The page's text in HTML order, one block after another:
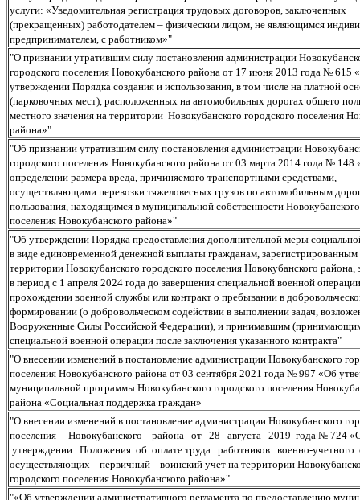
услуги: «Уведомительная регистрация трудовых договоров, заключенных
(прекращенных) работодателем – физическим лицом, не являющимся
предпринимателем, с работником»"
"О признании утратившим силу постановления администрации
городского поселения Новокубанского района от 17 июня 2013 года № 615
утверждении Порядка создания и использования, в том числе на платной
(парковочных мест), расположенных на автомобильных дорогах общего
местного значения на территории Новокубанского городского поселения
района»"
"Об признании утратившим силу постановления администрации
городского поселения Новокубанского района от 03 марта 2014 года № 148
определении размера вреда, причиняемого транспортными средствами,
осуществляющими перевозки тяжеловесных грузов по автомобильным
пользования, находящимся в муниципальной собственности
поселения Новокубанского района»"
"Об утверждении Порядка предоставления дополнительной меры
в виде единовременной денежной выплаты гражданам, зарегистрированным
территории Новокубанского городского поселения Новокубанского
в период с 1 апреля 2024 года до завершения специальной военной
прохождении военной службы или контракт о пребывании в
формировании (о добровольческом содействии в выполнении задач,
Вооруженные Силы Российской Федерации), и принимавшим
специальной военной операции после заключения указанного контракта"
"О внесении изменений в постановление администрации Новокубанского
поселения Новокубанского района от 03 сентября 2021 года № 997 «Об
муниципальной программы Новокубанского городского поселения
района «Социальная поддержка граждан»
"О внесении изменений в постановление администрации Новокубанского
поселения Новокубанского района от 28 августа 2019 года № 724
утверждении Положения об оплате труда работников военно-учетного
осуществляющих первичный воинский учет на территории
городского поселения Новокубанского района»"
"«Об утверждении административного регламента по предоставлению